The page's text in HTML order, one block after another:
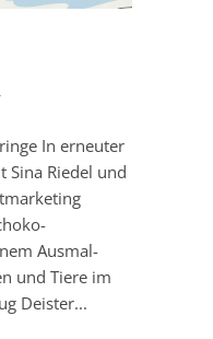
In erneuter
Sina Riedel und
Ausmal-
und Tiere im
Deister...